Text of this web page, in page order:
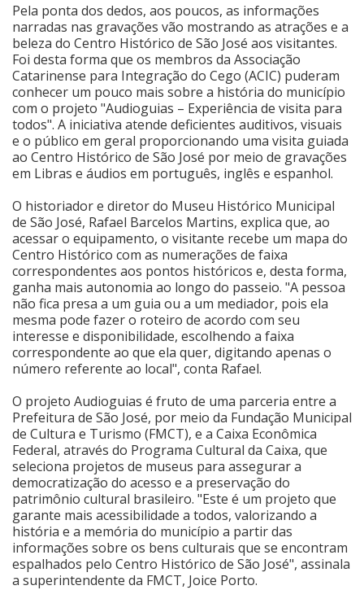
Anuncie
Cinema
Agenda Cultural
Anuncie
Fale Conosco
Pela ponta dos dedos, aos poucos, as informações
narradas nas gravações vão mostrando as atrações e a
beleza do Centro Histórico de São José aos visitantes.
Foi desta forma que os membros da Associação
Catarinense para Integração do Cego (ACIC) puderam
conhecer um pouco mais sobre a história do município
com o projeto "Audioguias – Experiência de visita para
todos". A iniciativa atende deficientes auditivos, visuais
e o público em geral proporcionando uma visita guiada
ao Centro Histórico de São José por meio de gravações
em Libras e áudios em português, inglês e espanhol.
O historiador e diretor do Museu Histórico Municipal
de São José, Rafael Barcelos Martins, explica que, ao
acessar o equipamento, o visitante recebe um mapa do
Centro Histórico com as numerações de faixa
correspondentes aos pontos históricos e, desta forma,
ganha mais autonomia ao longo do passeio. "A pessoa
não fica presa a um guia ou a um mediador, pois ela
mesma pode fazer o roteiro de acordo com seu
interesse e disponibilidade, escolhendo a faixa
correspondente ao que ela quer, digitando apenas o
número referente ao local", conta Rafael.
O projeto Audioguias é fruto de uma parceria entre a
Prefeitura de São José, por meio da Fundação Municipal
de Cultura e Turismo (FMCT), e a Caixa Econômica
Federal, através do Programa Cultural da Caixa, que
seleciona projetos de museus para assegurar a
democratização do acesso e a preservação do
patrimônio cultural brasileiro. "Este é um projeto que
garante mais acessibilidade a todos, valorizando a
história e a memória do município a partir das
informações sobre os bens culturais que se encontram
espalhados pelo Centro Histórico de São José", assinala
a superintendente da FMCT, Joice Porto.